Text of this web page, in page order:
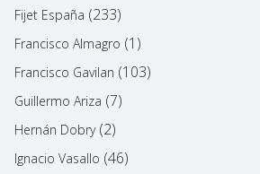
Fijet España (233)
Francisco Almagro (1)
Francisco Gavilan (103)
Guillermo Ariza (7)
Hernán Dobry(2)
Ignacio Vasallo (46)